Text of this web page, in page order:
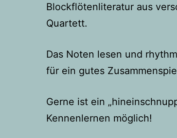
Blockflötenliteratur aus
Quartett.
Das Noten lesen und
für ein gutes
Gerne ist ein
Kennenlernen möglich!